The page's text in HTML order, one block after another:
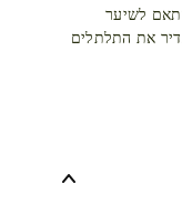
לשיער
את התלתלים
על שיער נפוח